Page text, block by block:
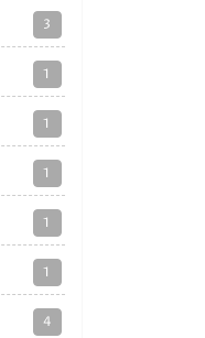
3
1
1
1
1
1
4